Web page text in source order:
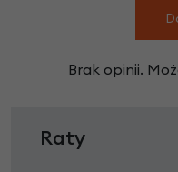
Brak opinii.
Raty